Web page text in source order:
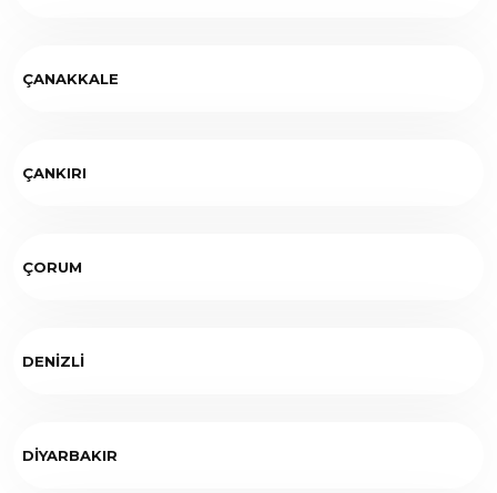
ÇANAKKALE
ÇANKIRI
ÇORUM
DENİZLİ
DİYARBAKIR